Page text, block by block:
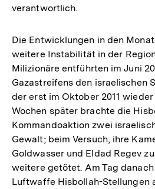
verantwortlich.
Die Entwicklungen in den
weitere Instabilität in der
Milizionäre entführten im Juni
Gazastreifens den israelischen
der erst im Oktober 2011
Wochen später brachte die
Kommandoaktion zwei
Gewalt; beim Versuch, ihre
Goldwasser und Eldad Regev
weitere getötet. Am Tag
Luftwaffe Hisbollah-Stellungen